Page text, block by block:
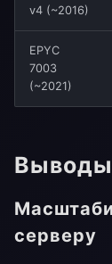
g
v4 (~2016)
EPYC
7003
(~2021)
Выводы
серверу